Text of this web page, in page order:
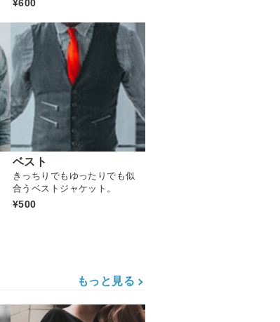
¥600
ベスト
きっちりでもゆったりでも似
合うベストジャケット。
¥500
もっと見る